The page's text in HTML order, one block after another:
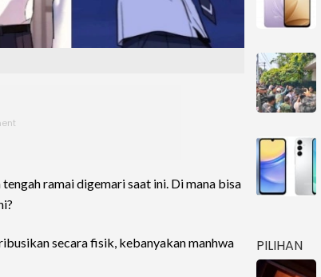
ramai digemari saat ini. Di mana bisa
secara fisik, kebanyakan manhwa
PILIHAN